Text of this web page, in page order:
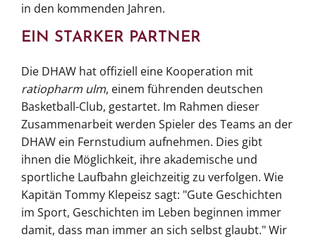
in den kommenden Jahren.
EIN STARKER PARTNER
Die DHAW hat offiziell eine Kooperation mit
ratiopharm ulm, einem führenden deutschen
Basketball-Club, gestartet. Im Rahmen dieser
Zusammenarbeit werden Spieler des Teams an der
DHAW ein Fernstudium aufnehmen. Dies gibt
ihnen die Möglichkeit, ihre akademische und
sportliche Laufbahn gleichzeitig zu verfolgen. Wie
Kapitän Tommy Klepeisz sagt: "Gute Geschichten
im Sport, Geschichten im Leben beginnen immer
damit, dass man immer an sich selbst glaubt." Wir